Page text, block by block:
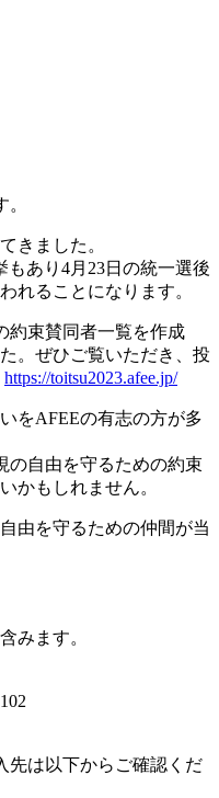
きました。
もあり4月23日の統一選後
れることになります。
約束賛同者一覧を作成
。ぜひご覧いただき、投
https://toitsu2023.afee.jp/
をAFEEの有志の方が多
の自由を守るための約束
かもしれません。
由を守るための仲間が当
みます。
先は以下からご確認くだ